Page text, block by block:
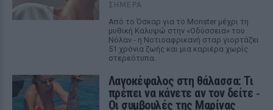
ΣΉΜΕΡΑ
Από το Όσκαρ για το Monster μέχρι τη
μυθική Καλυψώ στην «Οδύσσεια» του
Νόλαν - η Νοτιοαφρικανή σταρ γιορτάζει
51 χρόνια ζωής και μια καριέρα χωρίς
στερεότυπα.
Λαγοκέφαλος στη θάλασσα: Τι
πρέπει να κάνετε αν τον δείτε ‑
Οι συμβουλές της Μαρίνας